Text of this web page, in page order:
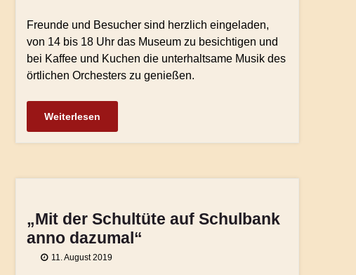
Freunde und Besucher sind herzlich eingeladen,
von 14 bis 18 Uhr das Museum zu besichtigen und
bei Kaffee und Kuchen die unterhaltsame Musik des
örtlichen Orchesters zu genießen.
Weiterlesen
„Mit der Schultüte auf Schulbank
anno dazumal“
11. August 2019